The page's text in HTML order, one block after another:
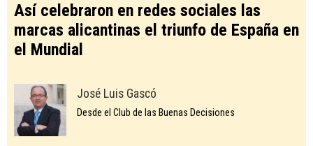
Así celebraron en redes sociales las
marcas alicantinas el triunfo de España en
el Mundial
José Luis Gascó
Desde el Club de las Buenas Decisiones